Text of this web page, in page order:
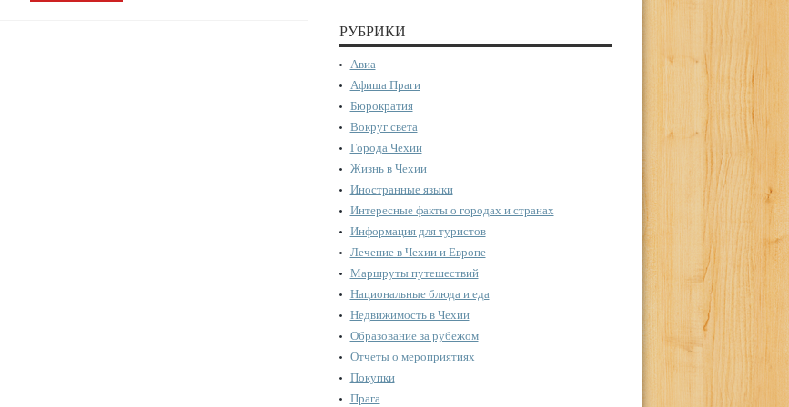
РУБРИКИ
Авиа
Афиша Праги
Бюрократия
Вокруг света
Города Чехии
Жизнь в Чехии
Иностранные языки
Интересные факты о городах и странах
Информация для туристов
Лечение в Чехии и Европе
Маршруты путешествий
Национальные блюда и еда
Недвижимость в Чехии
Образование за рубежом
Отчеты о мероприятиях
Покупки
Прага